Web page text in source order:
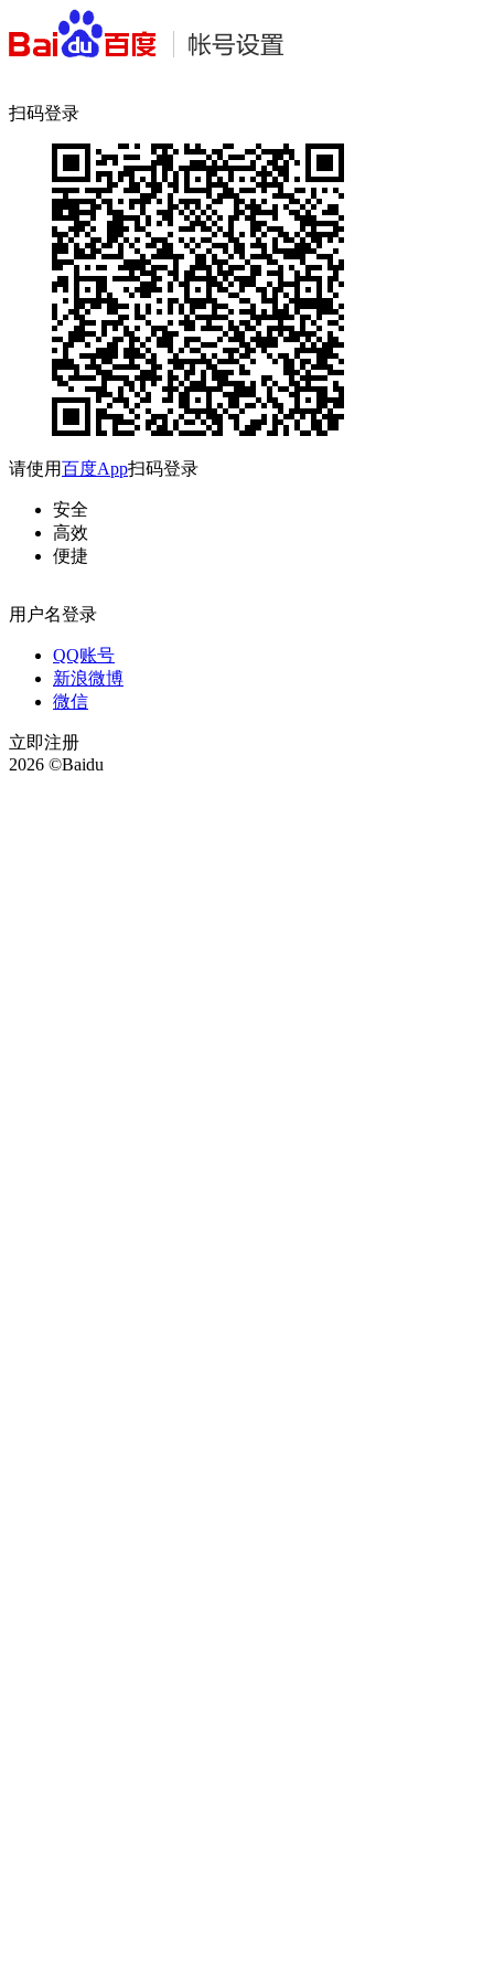
扫码登录
请使用百度App扫码登录
安全
高效
便捷
用户名登录
QQ账号
新浪微博
微信
立即注册
2026 ©Baidu